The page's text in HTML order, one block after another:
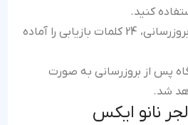
کنید.
مطمئن شوید که قبل از بروزرسانی، 24 کلمات بازیابی را آماده
پس از بروزرسانی به صورت
شد.
نانو ایکس